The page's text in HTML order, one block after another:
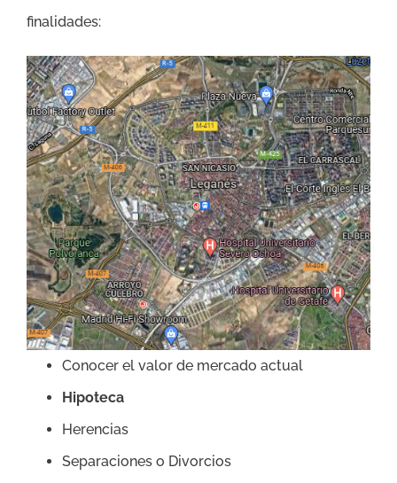
finalidades:
Conocer el valor de mercado actual
Hipoteca
Herencias
Separaciones o Divorcios